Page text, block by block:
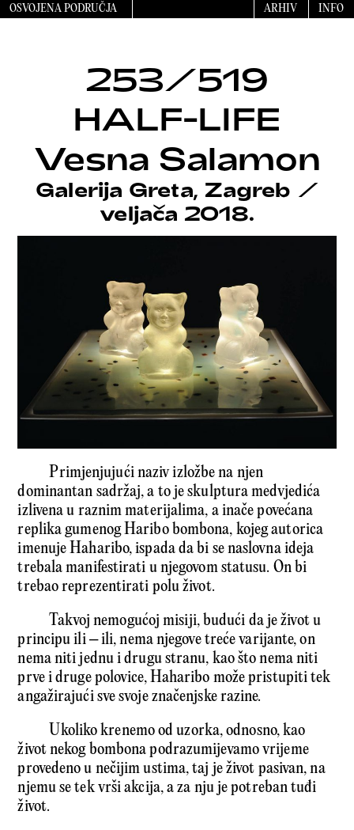
OSVOJENA PODRUČJA ARHIV INFO
253/519
HALF-LIFE
Vesna Salamon
Galerija Greta, Zagreb /
veljača 2018.
Primjenjujući naziv izložbe na njen
dominantan sadržaj, a to je skulptura medvjedića
izlivena u raznim materijalima, a inače povećana
replika gumenog Haribo bombona, kojeg autorica
imenuje Haharibo, ispada da bi se naslovna ideja
trebala manifestirati u njegovom statusu. On bi
trebao reprezentirati polu život.
Takvoj nemogućoj misiji, budući da je život u
principu ili – ili, nema njegove treće varijante, on
nema niti jednu i drugu stranu, kao što nema niti
prve i druge polovice, Haharibo može pristupiti tek
angažirajući sve svoje značenjske razine.
Ukoliko krenemo od uzorka, odnosno, kao
život nekog bombona podrazumijevamo vrijeme
provedeno u nečijim ustima, taj je život pasivan, na
njemu se tek vrši akcija, a za nju je potreban tuđi
život.